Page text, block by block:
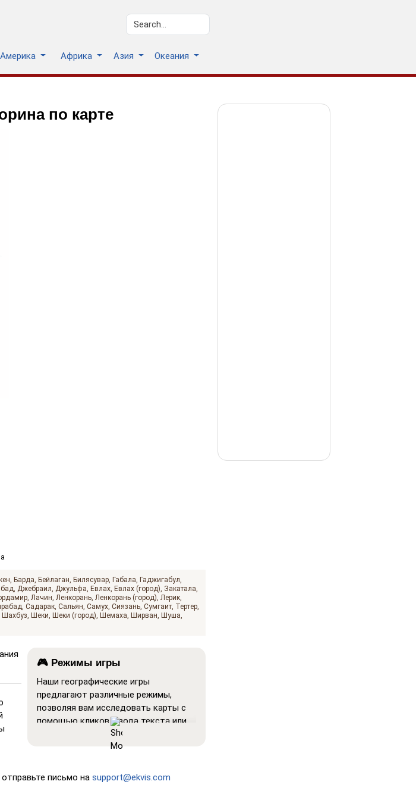
Африка Азия Океания
по карте
Барда Бейлаган Билясувар Габала
Гаджигабул
Джебраил Джульфа Евлах Евлах (город) Закатала
Лачин Ленкорань Ленкорань (город) Лерик
Садарак Сальян Самух Сиязань Сумгаит Тертер
Шахбуз Шеки Шеки (город) Шемаха Ширван
Шуша
🎮 Режимы игры
Наши географические игры
предлагают различные режимы,
позволяя вам исследовать карты с
помощью кликов, ввода текста или
отображаются на карте, облегчая
письмо на support@ekvis.com